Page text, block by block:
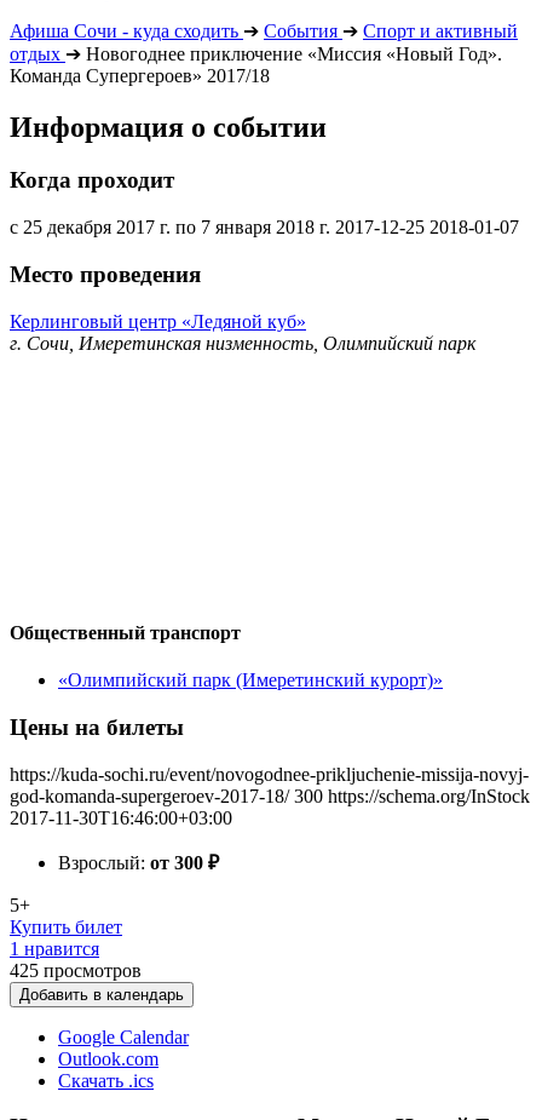
Афиша Сочи - куда сходить ➔ События ➔ Спорт и активный
отдых ➔ Новогоднее приключение «Миссия «Новый Год».
Команда Супергероев» 2017/18
Информация о событии
Когда проходит
с 25 декабря 2017 г. по 7 января 2018 г. 2017-12-25 2018-01-07
Место проведения
Керлинговый центр «Ледяной куб»
г. Сочи, Имеретинская низменность, Олимпийский парк
Общественный транспорт
«Олимпийский парк (Имеретинский курорт)»
Цены на билеты
https://kuda-sochi.ru/event/novogodnee-prikljuchenie-missija-novyj-
god-komanda-supergeroev-2017-18/ 300 https://schema.org/InStock
2017-11-30T16:46:00+03:00
Взрослый: от 300 ₽
5+
Купить билет
1 нравится
425 просмотров
Добавить в календарь
Google Calendar
Outlook.com
Скачать .ics